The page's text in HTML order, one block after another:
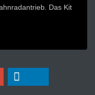
Das Kit